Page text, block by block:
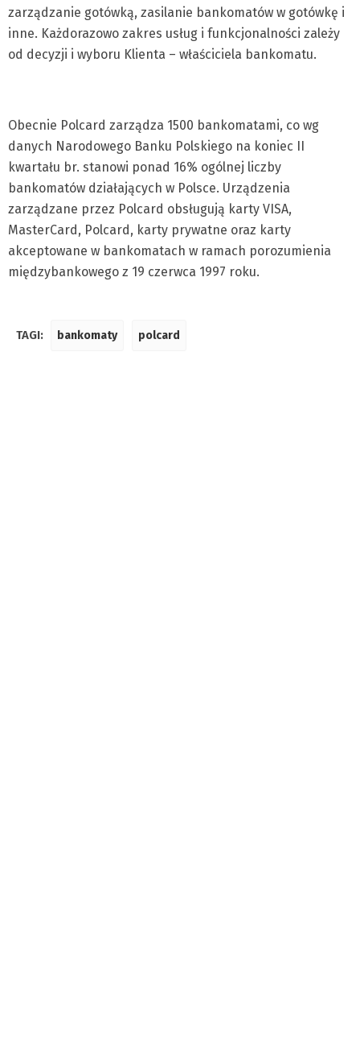
zarządzanie gotówką, zasilanie bankomatów w gotówkę i
inne. Każdorazowo zakres usług i funkcjonalności zależy
od decyzji i wyboru Klienta – właściciela bankomatu.
Obecnie Polcard zarządza 1500 bankomatami, co wg
danych Narodowego Banku Polskiego na koniec II
kwartału br. stanowi ponad 16% ogólnej liczby
bankomatów działających w Polsce. Urządzenia
zarządzane przez Polcard obsługują karty VISA,
MasterCard, Polcard, karty prywatne oraz karty
akceptowane w bankomatach w ramach porozumienia
międzybankowego z 19 czerwca 1997 roku.
TAGI: bankomaty polcard